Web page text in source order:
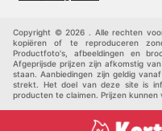
Copyright © 2026 . Alle rechten
kopiëren of te reproduceren
Productfoto's, afbeeldingen en
Afgeprijsde prijzen zijn afkomstig
staan. Aanbiedingen zijn geldig
strekt. Het doel van deze site is
producten te claimen. Prijzen